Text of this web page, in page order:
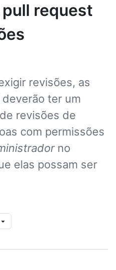
request
revisões, as
ter um
revisões de
com permissões
no
elas possam ser